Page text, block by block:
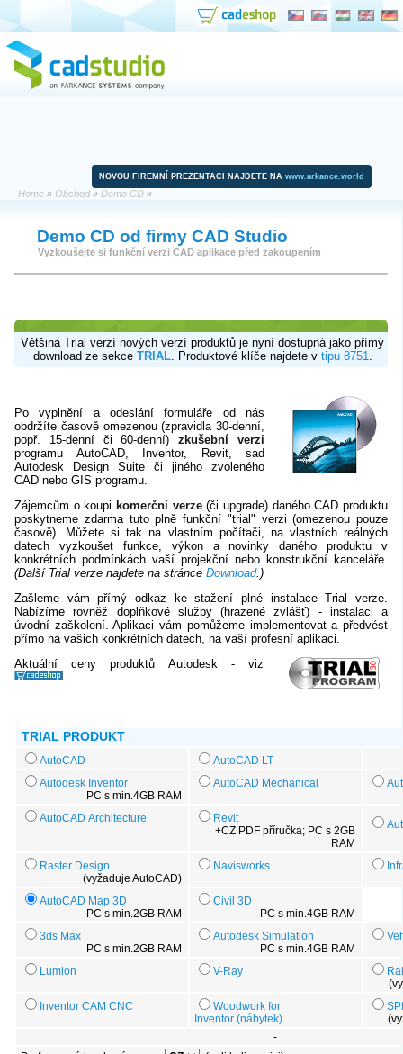
NOVOU FIREMNÍ PREZENTACI NAJDETE NA www.arkance.world
Home » Obchod » Demo CD »
Demo CD od firmy CAD Studio
Vyzkoušejte si funkční verzi CAD aplikace před zakoupením
Většina Trial verzí nových verzí produktů je nyní dostupná jako přímý
download ze sekce TRIAL. Produktové klíče najdete v tipu 8751.
Po vyplnění a odeslání formuláře od nás
obdržíte časově omezenou (zpravidla 30-denní,
popř. 15-denní či 60-denní)zkušební verzi
programu AutoCAD, Inventor, Revit, sad
Autodesk Design Suite či jiného zvoleného
CAD nebo GIS programu.
Zájemcům o koupi komerční verze(či upgrade) daného CAD produktu
poskytneme zdarma tuto plně funkční "trial" verzi (omezenou pouze
časově). Můžete si tak na vlastním počítači, na vlastních reálných
datech vyzkoušet funkce, výkon a novinky daného produktu v
konkrétních podmínkách vaší projekční nebo konstrukční kanceláře.
(Další Trial verze najdete na stránce Download.)
Zašleme vám přímý odkaz ke stažení plné instalace Trial verze.
Nabízíme rovněž doplňkové služby (hrazené zvlášť) - instalaci a
úvodní zaškolení. Aplikaci vám pomůžeme implementovat a předvést
přímo na vašich konkrétních datech, na vaší profesní aplikaci.
Aktuální ceny produktů Autodesk - viz
TRIAL PRODUKT
AutoCAD
AutoCAD LT
Autodesk Inventor
PC s min.4GB RAM
AutoCAD Mechanical
AutoCAD Architecture
Revit
+CZ PDF příručka; PC s 2GB
RAM
Raster Design
(vyžaduje AutoCAD)
Navisworks
AutoCAD Map 3D
PC s min.2GB RAM
Civil 3D
PC s min.4GB RAM
3ds Max
PC s min.2GB RAM
Autodesk Simulation
PC s min.4GB RAM
Lumion V-Ray
Inventor CAM CNC
Woodwork for
Inventor (nábytek)
-